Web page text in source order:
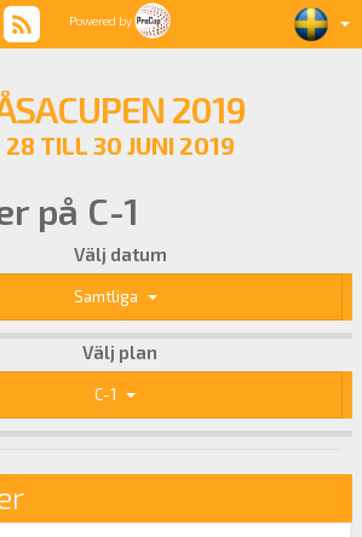
Powered by
2019
28 TILL 30 JUNI 2019
på C-1
Välj datum
Samtliga
Välj plan
C-1